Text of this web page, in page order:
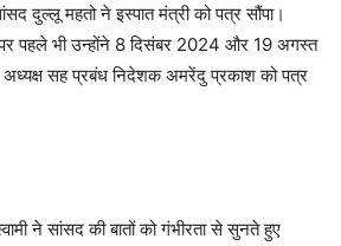
दुल्लू महतो ने इस्पात मंत्री को पत्र सौंपा।
पर पहले भी उन्होंने 8 दिसंबर 2024 और 19 अगस्त
सह प्रबंध निदेशक अमरेंदु प्रकाश को पत्र
ने सांसद की बातों को गंभीरता से सुनते हुए